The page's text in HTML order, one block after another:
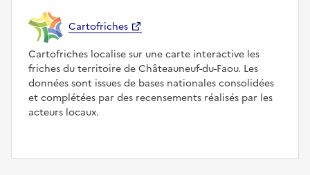
Cartofriches
Cartofriches localise sur une carte interactive les
friches du territoire de Châteauneuf-du-Faou. Les
données sont issues de bases nationales consolidées
et complétées par des recensements réalisés par les
acteurs locaux.